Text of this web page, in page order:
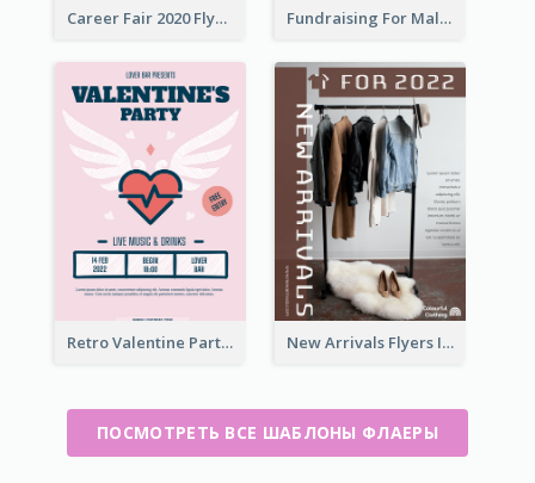
Career Fair 2020 Flyer Fundraising For Malaria Flyer Design
Retro Valentine Party Pink Flyers Design Templates New Arrivals Flyers In In Brown Colour Tone
ПОСМОТРЕТЬ ВСЕ ШАБЛОНЫ ФЛАЕРЫ